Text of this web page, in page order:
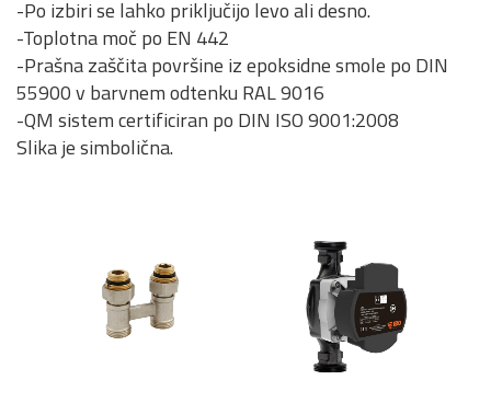
-Po izbiri se lahko priključijo levo ali desno.
-Toplotna moč po EN 442
-Prašna zaščita površine iz epoksidne smole po DIN
55900 v barvnem odtenku RAL 9016
-QM sistem certificiran po DIN ISO 9001:2008
Slika je simbolična.